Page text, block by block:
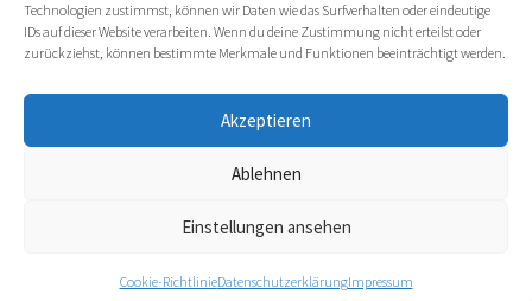
Technologien zustimmst, können wir Daten wie das Surfverhalten oder eindeutige
IDs auf dieser Website verarbeiten. Wenn du deine Zustimmung nicht erteilst oder
zurückziehst, können bestimmte Merkmale und Funktionen beeinträchtigt werden.
Akzeptieren
Ablehnen
Einstellungen ansehen
Cookie-RichtlinieDatenschutzerklärungImpressum